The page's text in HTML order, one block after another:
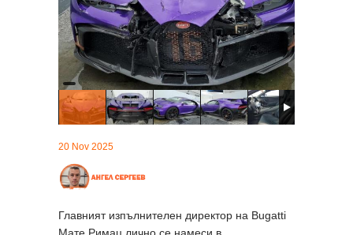
20 Nov 2025
Главният изпълнителен директор на Bugatti
Мате Римац лично се намеси в